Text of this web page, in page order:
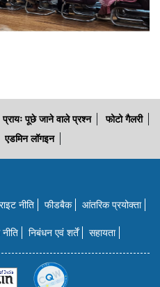
प्रायः पूछे जाने वाले प्रश्न
फोटो गैलरी
एडमिन लॉगइन
नीति फीडबैक आंतरिक प्रयोक्‍ता
निबंधन एवं शर्तें सहायता